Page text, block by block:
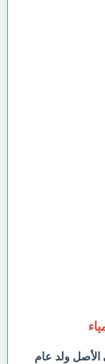
الأصل ولد عام